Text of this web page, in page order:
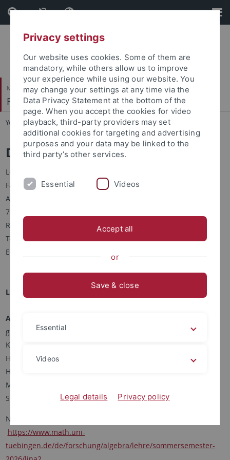
Skip
to
content
Skip
to
footer
Mathematisch-Naturwissenschaftliche Fakultät
Fachbereich Mathematik
You are here: Startseite ... Personen
Dr. Lars Schneider
Leiter der Fachbereichsverwaltung
Fachbereich Mathematik
Auf der Morgenstelle 10
72076 Tübingen
Raum: C3A05
Telefon: +49 (0)7071 29-72421
E-Mail:
Lehrveranstaltung im Sommersemester 2026:
Algebraische Strukturen / Lineare Algebra 2
gemeinsam mit Prof. Dr. Jürgen Hausen):
Konzepte – Montag 10 – 12, Hörsaal N16 – Prof. Hausen
Hintergründe – Mittwoch 10 – 12, Hörsaal N14 – Prof.
Hausen
Methoden – Donnerstag 14 – 16, Hörsaal N09 – Dr.
Schneider
Nähere Informationen zur Veranstaltung finden SIe hier:
https://www.math.uni-
tuebingen.de/de/forschung/algebra/lehre/sommersemester-
Privacy settings
Our website uses cookies. Some of them are
mandatory, while others allow us to improve
your experience while using our website. You
may change your settings at any time via the
Data Privacy Statement at the bottom of the
page. When you accept the cookies for video
playback, third-party providers may set
additional cookies for targeting and advertising
purposes and your data may be linked to the
third party’s other services.
Essential Videos
Accept all
or
Save & close
Essential
Videos
Legal details Privacy policy